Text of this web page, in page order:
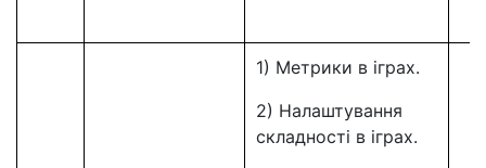
1) Метрики в іграх.
2) Налаштування
складності в іграх.